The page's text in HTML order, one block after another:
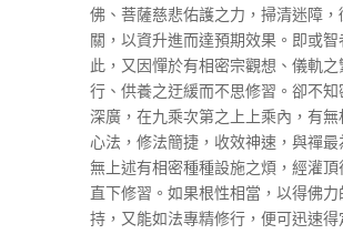
佛、菩薩慈悲佑護之力，掃清迷障，
關，以資升進而達預期效果。即或
此，又因憚於有相密宗觀想、儀軌之
行、供養之迂緩而不思修習。卻不知
深廣，在九乘次第之上上乘內，有無
心法，修法簡捷，收效神速，與禪最
無上述有相密種種設施之煩，經灌頂
直下修習。如果根性相當，以得佛力
持，又能如法專精修行，便可迅速得